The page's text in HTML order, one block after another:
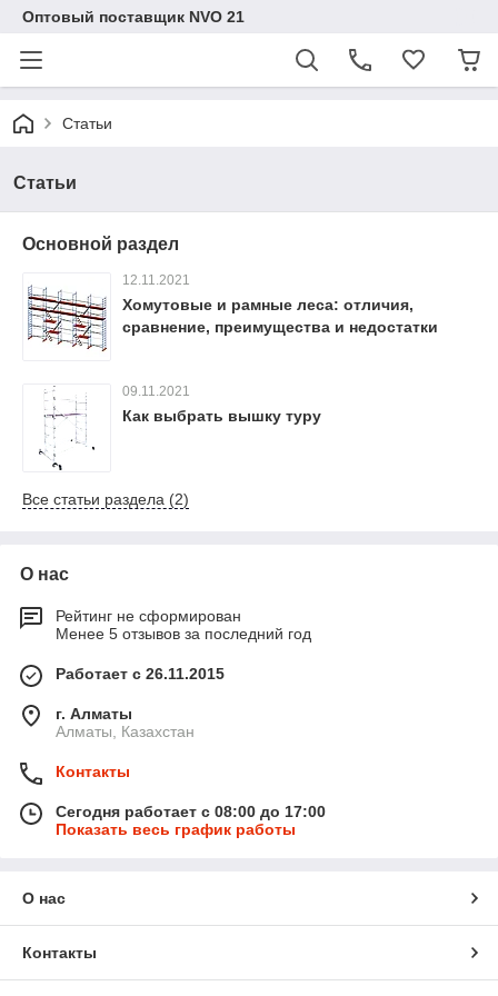
Оптовый поставщик NVO 21
Статьи
Статьи
Основной раздел
12.11.2021
Хомутовые и рамные леса: отличия,
сравнение, преимущества и недостатки
09.11.2021
Как выбрать вышку туру
Все статьи раздела (2)
О нас
Рейтинг не сформирован
Менее 5 отзывов за последний год
Работает с 26.11.2015
г. Алматы
Алматы, Казахстан
Контакты
Сегодня работает с 08:00 до 17:00
Показать весь график работы
О нас
Контакты